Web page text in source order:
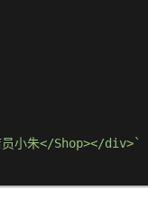
员小朱</Shop></div>`